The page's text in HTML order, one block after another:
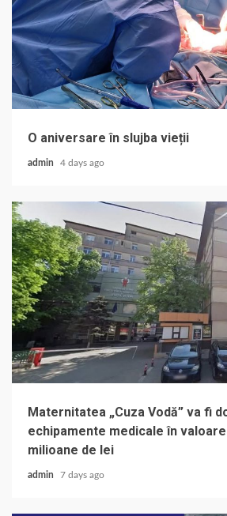
O aniversare în slujba vieții
admin 4 days ago
Maternitatea „Cuza Vodă” va fi
echipamente medicale în
milioane de lei
admin 7 days ago